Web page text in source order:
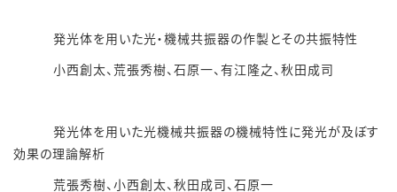
発光体を用いた光・機械共振器の作製とその共振特性
小西創太、荒張秀樹、石原一、有江隆之、秋田成司
発光体を用いた光機械共振器の機械特性に発光が及ぼす
効果の理論解析
荒張秀樹、小西創太、秋田成司、石原一